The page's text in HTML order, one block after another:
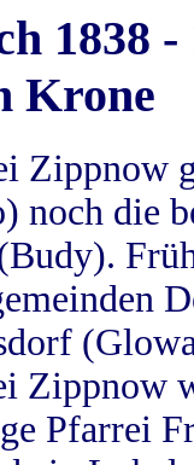
1838
Krone
Zippnow
noch die
Zippnow
Pfarrei